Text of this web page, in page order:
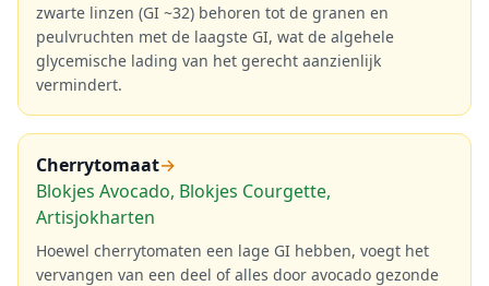
zwarte linzen (GI ~32) behoren tot de granen en
peulvruchten met de laagste GI, wat de algehele
glycemische lading van het gerecht aanzienlijk
vermindert.
Cherrytomaat→
Blokjes Avocado, Blokjes Courgette,
Artisjokharten
Hoewel cherrytomaten een lage GI hebben, voegt het
vervangen van een deel of alles door avocado gezonde